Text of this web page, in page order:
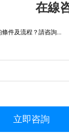
在線
件及流程？請咨詢...
立即咨詢